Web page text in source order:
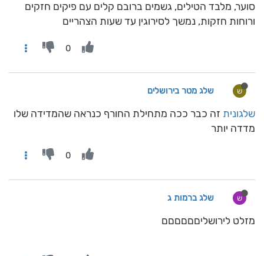
סוער, מלבד הטילים, גשמים ברובם קלים עם פיקים חזקים
ורוחות חזקות, נמשך לסירוגין עד שעות הצהריים
0
ש שלג מטר בירושלים
שלגונית זה כבר ככה מתחילת החורף כנראה שהמדידה שלו
מדדה יותר
0
ש שלג ברמות ג
מזלט לירושליםםםםםם